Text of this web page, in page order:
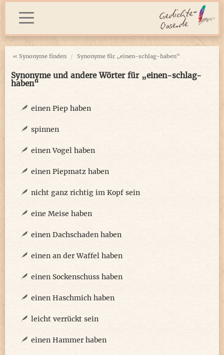
« Synonyme finden Synonyme für „einen-schlag-haben“
Synonyme und andere Wörter für „einen-schlag-
haben“
einen Piep haben
spinnen
einen Vogel haben
einen Piepmatz haben
nicht ganz richtig im Kopf sein
eine Meise haben
einen Dachschaden haben
einen an der Waffel haben
einen Sockenschuss haben
einen Haschmich haben
leicht verrückt sein
einen Hammer haben